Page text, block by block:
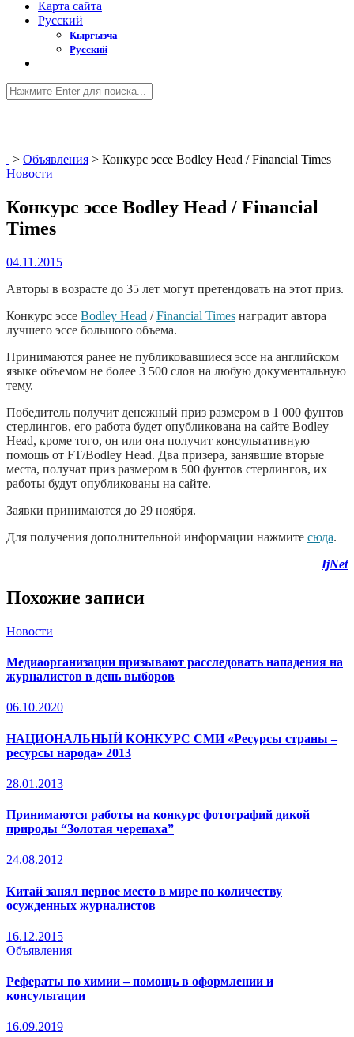
Карта сайта
Русский
Кыргызча
Русский
> Объявления > Конкурс эссе Bodley Head / Financial Times
Новости
Конкурс эссе Bodley Head / Financial
Times
04.11.2015
Авторы в возрасте до 35 лет могут претендовать на этот приз.
Конкурс эссе Bodley Head /Financial Times наградит автора
лучшего эссе большого объема.
Принимаются ранее не публиковавшиеся эссе на английском
языке объемом не более 3 500 слов на любую документальную
тему.
Победитель получит денежный приз размером в 1 000 фунтов
стерлингов, его работа будет опубликована на сайте Bodley
Head, кроме того, он или она получит консультативную
помощь от FT/Bodley Head. Два призера, занявшие вторые
места, получат приз размером в 500 фунтов стерлингов, их
работы будут опубликованы на сайте.
Заявки принимаются до 29 ноября.
Для получения дополнительной информации нажмите сюда.
IjNet
Похожие записи
Новости
Медиаорганизации призывают расследовать нападения на
журналистов в день выборов
06.10.2020
НАЦИОНАЛЬНЫЙ КОНКУРС СМИ «Ресурсы страны –
ресурсы народа» 2013
28.01.2013
Принимаются работы на конкурс фотографий дикой
природы “Золотая черепаха”
24.08.2012
Китай занял первое место в мире по количеству
осужденных журналистов
16.12.2015
Объявления
Рефераты по химии – помощь в оформлении и
консультации
16.09.2019